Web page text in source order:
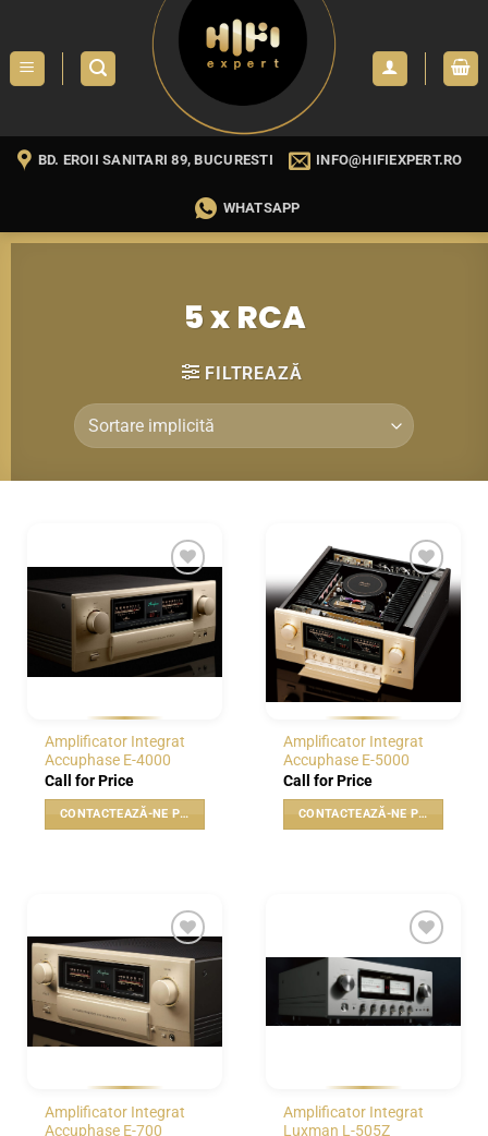
content
BD. EROII SANITARI 89, BUCURESTI INFO@HIFIEXPERT.RO
WHATSAPP
5 x RCA
FILTREAZĂ
WISHLIST
Amplificator Integrat
Accuphase E-4000
Call for Price
CONTACTEAZĂ-NE PENTRU PREȚ
WISHLIST
Amplificator Integrat
Accuphase E-5000
Call for Price
CONTACTEAZĂ-NE PENTRU PREȚ
WISHLIST
Amplificator Integrat
Accuphase E-700
WISHLIST
Amplificator Integrat
Luxman L-505Z